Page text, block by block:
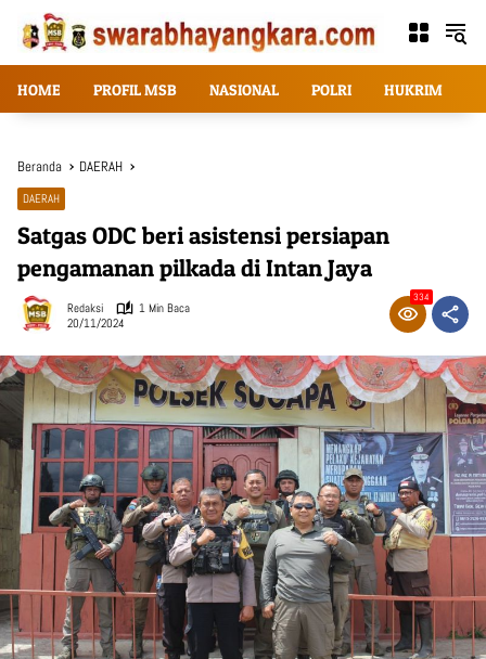
Langsung
konten
HOME PROFIL MSB NASIONAL POLRI HUKRIM
Beranda DAERAH
DAERAH
Satgas ODC beri asistensi persiapan
pengamanan pilkada di Intan Jaya
Redaksi
1 Min Baca
20/11/2024
334